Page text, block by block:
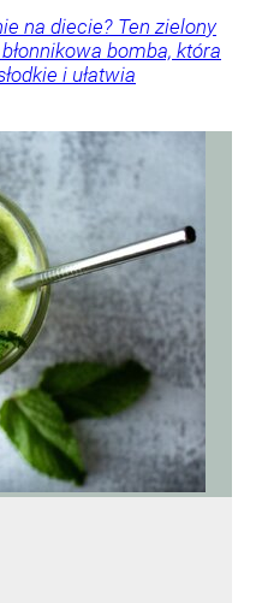
na diecie? Ten zielony
bomba, która
i ułatwia